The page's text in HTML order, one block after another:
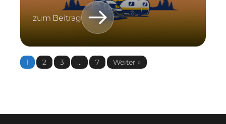
zum Beitrag
1 2 3 7 Weiter »